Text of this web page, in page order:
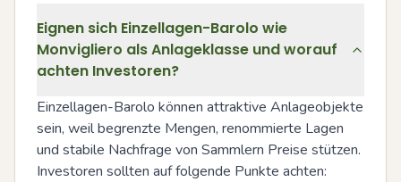
Eignen sich Einzellagen-Barolo wie
Monvigliero als Anlageklasse und worauf
achten Investoren?
Einzellagen-Barolo können attraktive Anlageobjekte
sein, weil begrenzte Mengen, renommierte Lagen
und stabile Nachfrage von Sammlern Preise stützen.
Investoren sollten auf folgende Punkte achten: